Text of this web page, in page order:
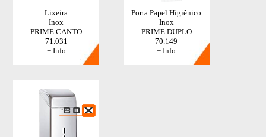
Lixeira
Inox
PRIME CANTO
71.031
+ Info
Porta Papel Higiênico
Inox
PRIME DUPLO
70.149
+ Info